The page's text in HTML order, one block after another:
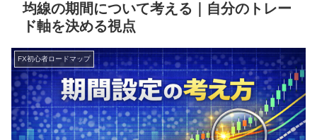
均線の期間について考える｜自分のトレー
ド軸を決める視点
FX初心者ロードマップ